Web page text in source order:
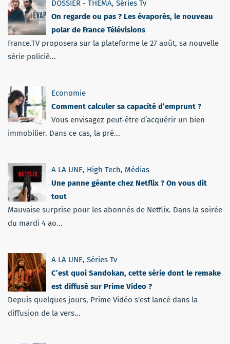
DOSSIER - THEMA, Séries Tv
On regarde ou pas ? Les évaporés, le nouveau
polar de France Télévisions
France.TV proposera sur la plateforme le 27 août, sa nouvelle
série policiè...
Economie
Comment calculer sa capacité d’emprunt ?
Vous envisagez peut-être d’acquérir un bien
immobilier. Dans ce cas, la pré...
A LA UNE, High Tech, Médias
Une panne géante chez Netflix ? On vous dit
tout
Mauvaise surprise pour les abonnés de Netflix. Dans la soirée
du mardi 4 ao...
A LA UNE, Séries Tv
C’est quoi Sandokan, cette série dont le remake
est diffusé sur Prime Video ?
Depuis quelques jours, Prime Vidéo s'est lancé dans la
diffusion de la vers...